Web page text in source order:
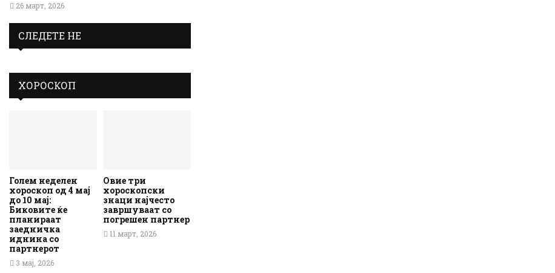
26 март, 2026
СЛЕДЕТЕ НЕ
ХОРОСКОП
Голем неделен
хороскоп од 4 мај
до 10 мај:
Биковите ќе
планираат
заедничка
иднина со
партнерот
3 мај, 2026
Овие три
хороскопски
знаци најчесто
завршуваат со
погрешен партнер
11 март, 2026